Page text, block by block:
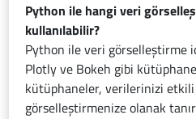
Python ile hangi veri
kullanılabilir?
Python ile veri görselleştirme
Plotly ve Bokeh gibi
kütüphaneler, verilerinizi
görselleştirmenize olanak